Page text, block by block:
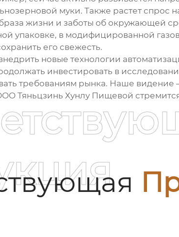
муки. Также растет спрос
жизни и заботы об окружающей
упаковке, в модифицированной
его свежесть.
новые технологии
инвестировать в
требованиям рынка. Наше видение
Тяньцзинь Хунлу Пищевой